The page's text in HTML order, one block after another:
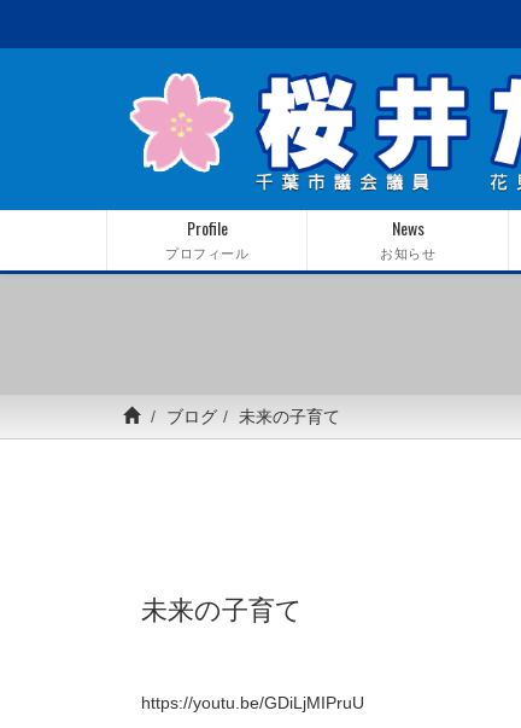
Profile
プロフィール
News
お知らせ
ブログ 未来の子育て
未来の子育て
https://youtu.be/GDiLjMIPruU